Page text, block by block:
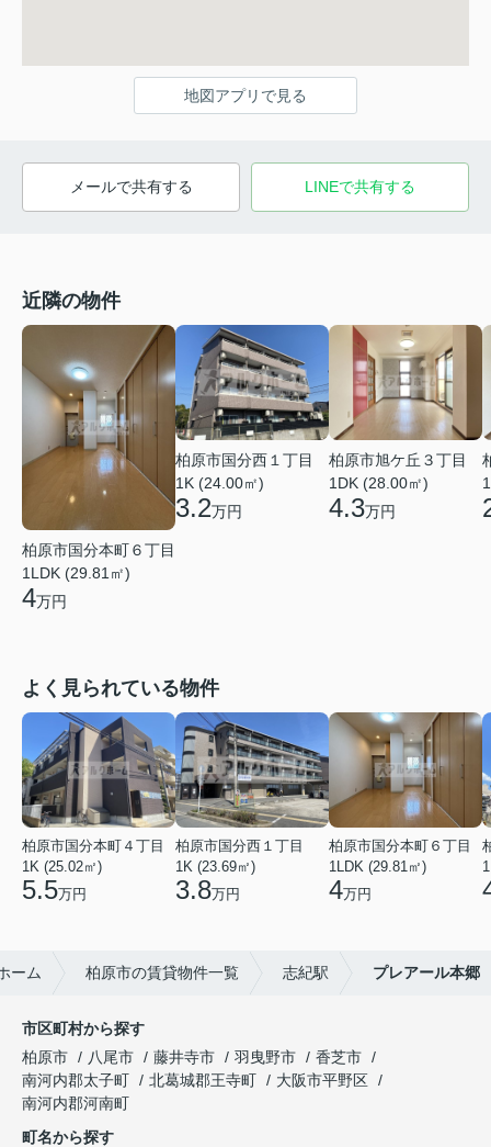
地図アプリで見る
メールで共有する LINEで共有する
近隣の物件
柏原市国分本町６丁目
1LDK (29.81㎡)
4万円
柏原市国分西１丁目
1K (24.00㎡)
3.2万円
柏原市旭ケ丘３丁目
1DK (28.00㎡)
4.3万円
よく見られている物件
柏原市国分本町４丁目
1K (25.02㎡)
5.5万円
柏原市国分西１丁目
1K (23.69㎡)
3.8万円
柏原市国分本町６丁目
1LDK (29.81㎡)
4万円
ーム 柏原市の賃貸物件一覧 志紀駅 プレアール本郷
市区町村から探す
柏原市
八尾市 藤井寺市 羽曳野市
香芝市
南河内郡太子町
北葛城郡王寺町
大阪市平野区
南河内郡河南町
町名から探す